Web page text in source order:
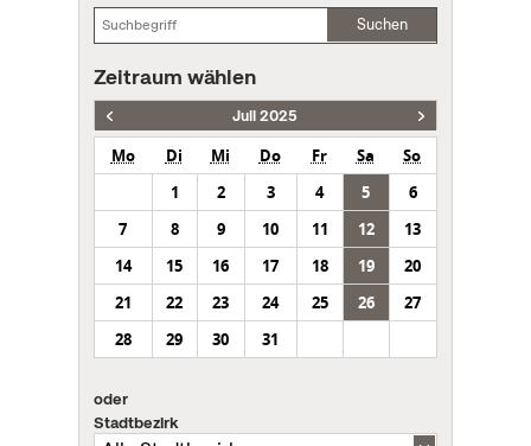
Suchen
Zeitraum wählen
Juli 2025
Mo Di Mi Do Fr Sa
So
1
2 3 4 5
6
7
8 9 10 11 12
13
14
15 16 17 18 19
20
21
22 23 24 25 26
27
28
29 30 31
oder
Stadtbezirk